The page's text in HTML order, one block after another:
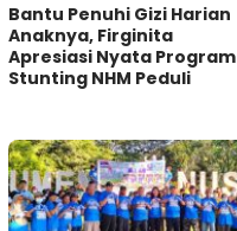
Bantu Penuhi Gizi Harian
Anaknya, Firginita
Apresiasi Nyata Program
Stunting NHM Peduli